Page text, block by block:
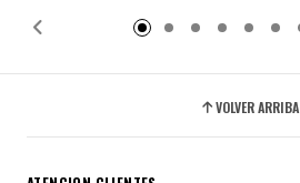
VOLVER ARRIBA